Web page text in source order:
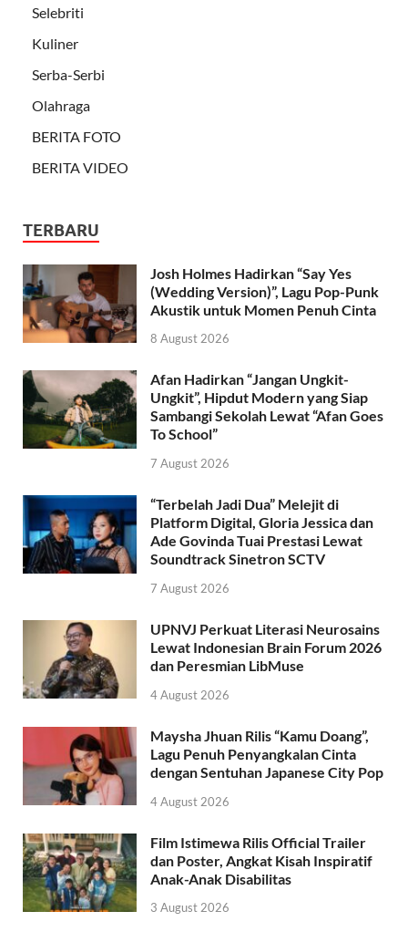
Selebriti
Kuliner
Serba-Serbi
Olahraga
BERITA FOTO
BERITA VIDEO
TERBARU
Josh Holmes Hadirkan “Say Yes
(Wedding Version)”, Lagu Pop-Punk
Akustik untuk Momen Penuh Cinta
8 August 2026
Afan Hadirkan “Jangan Ungkit-
Ungkit”, Hipdut Modern yang Siap
Sambangi Sekolah Lewat “Afan Goes
To School”
7 August 2026
“Terbelah Jadi Dua” Melejit di
Platform Digital, Gloria Jessica dan
Ade Govinda Tuai Prestasi Lewat
Soundtrack Sinetron SCTV
7 August 2026
UPNVJ Perkuat Literasi Neurosains
Lewat Indonesian Brain Forum 2026
dan Peresmian LibMuse
4 August 2026
Maysha Jhuan Rilis “Kamu Doang”,
Lagu Penuh Penyangkalan Cinta
dengan Sentuhan Japanese City Pop
4 August 2026
Film Istimewa Rilis Official Trailer
dan Poster, Angkat Kisah Inspiratif
Anak-Anak Disabilitas
3 August 2026